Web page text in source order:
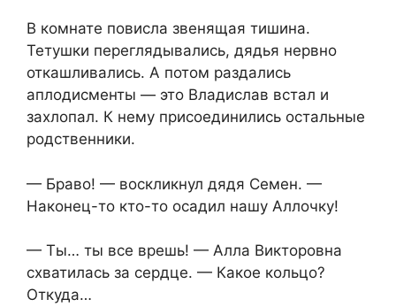
В комнате повисла звенящая тишина.
Тетушки переглядывались, дядья нервно
откашливались. А потом раздались
аплодисменты — это Владислав встал и
захлопал. К нему присоединились остальные
родственники.
— Браво! — воскликнул дядя Семен. —
Наконец-то кто-то осадил нашу Аллочку!
— Ты… ты все врешь! — Алла Викторовна
схватилась за сердце. — Какое кольцо?
Откуда…